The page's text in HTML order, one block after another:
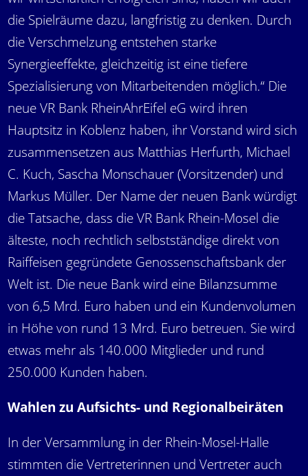
die Spielräume dazu, langfristig zu denken. Durch
die Verschmelzung entstehen starke
Synergieeffekte, gleichzeitig ist eine tiefere
Spezialisierung von Mitarbeitenden möglich.“ Die
neue VR Bank RheinAhrEifel eG wird ihren
Hauptsitz in Koblenz haben, ihr Vorstand wird sich
zusammensetzen aus Matthias Herfurth, Michael
C. Kuch, Sascha Monschauer (Vorsitzender) und
Markus Müller. Der Name der neuen Bank würdigt
die Tatsache, dass die VR Bank Rhein-Mosel die
älteste, noch rechtlich selbstständige direkt von
Raiffeisen gegründete Genossenschaftsbank der
Welt ist. Die neue Bank wird eine Bilanzsumme
von 6,5 Mrd. Euro haben und ein Kundenvolumen
in Höhe von rund 13 Mrd. Euro betreuen. Sie wird
etwas mehr als 140.000 Mitglieder und rund
250.000 Kunden haben.
Wahlen zu Aufsichts- und Regionalbeiräten
In der Versammlung in der Rhein-Mosel-Halle
stimmten die Vertreterinnen und Vertreter auch